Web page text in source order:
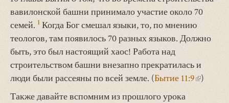
вавилонской башни принимало участие около 70
семей. 1 Когда Бог смешал языки, то, по мнению
теологов, там появилось 70 разных языков. Должно
быть, это был настоящий хаос! Работа над
строительством башни внезапно прекратилась и
люди были рассеяны по всей земле. (Бытие 11:9
)
Также давайте вспомним из прошлого урока